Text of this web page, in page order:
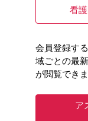
看
会員登録す
域ごとの最
が閲覧できま
ア